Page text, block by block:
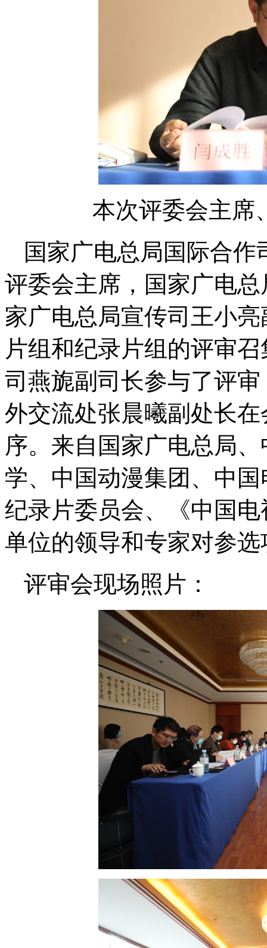
本次评委会主席
国家广电总局国际合
评委会主席，国家广电
家广电总局宣传司王小
片组和纪录片组的评审
司燕旎副司长参与了评
外交流处张晨曦副处长
序。来自国家广电总局
学、中国动漫集团、中
纪录片委员会、《中国
单位的领导和专家对参
评审会现场照片：